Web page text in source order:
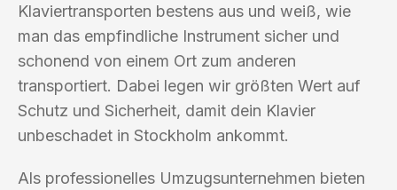
Klaviertransporten bestens aus und weiß, wie
man das empfindliche Instrument sicher und
schonend von einem Ort zum anderen
transportiert. Dabei legen wir größten Wert auf
Schutz und Sicherheit, damit dein Klavier
unbeschadet in Stockholm ankommt.
Als professionelles Umzugsunternehmen bieten